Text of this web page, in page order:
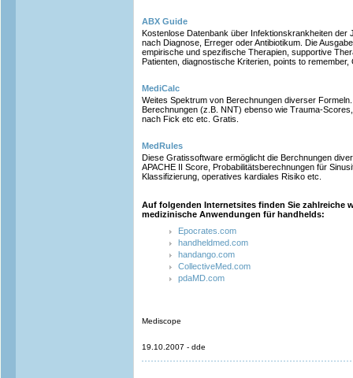
ABX Guide
Kostenlose Datenbank über Infektionskrankheiten der
nach Diagnose, Erreger oder Antibiotikum. Die
empirische und spezifische Therapien, supportive
Patienten, diagnostische Kriterien, points to remember,
MediCalc
Weites Spektrum von Berechnungen diverser
Berechnungen (z.B. NNT) ebenso wie Trauma-
nach Fick etc etc. Gratis.
MedRules
Diese Gratissoftware ermöglicht die Berchnungen
APACHE II Score, Probabilitätsberechnungen für
Klassifizierung, operatives kardiales Risiko etc.
Auf folgenden Internetsites finden Sie zahlreiche
medizinische Anwendungen für handhelds:
Epocrates.com
handheldmed.com
handango.com
CollectiveMed.com
pdaMD.com
Mediscope
19.10.2007 - dde